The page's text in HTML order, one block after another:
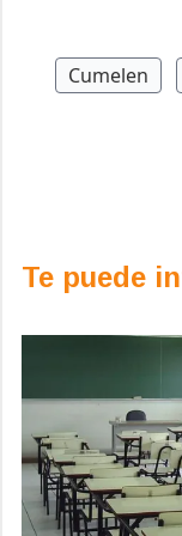
Cumelen
Te puede